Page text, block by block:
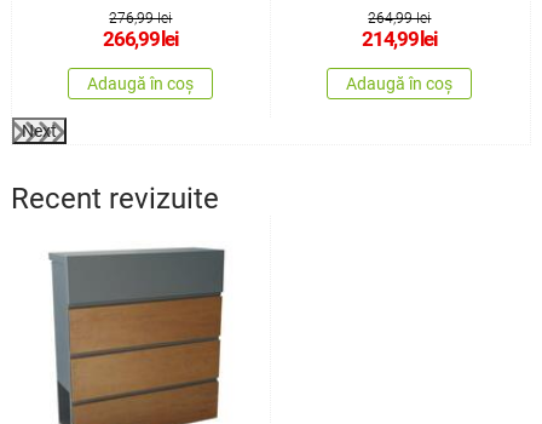
276,99 lei
266,99 lei
Adaugă în coș
264,99 lei
214,99 lei
Adaugă în coș
Next
Recent revizuite